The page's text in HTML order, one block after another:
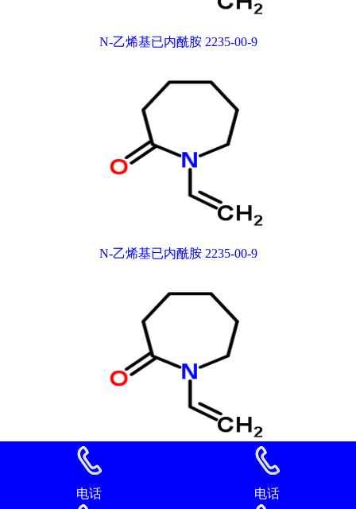
N-乙烯基已内酰胺 2235-00-9
N-乙烯基已内酰胺 2235-00-9
N-乙烯基已内酰胺 2235-00-9
电话 电话